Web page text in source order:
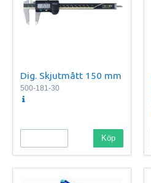
Dig. Skjutmått 150 mm
500-181-30
Köp